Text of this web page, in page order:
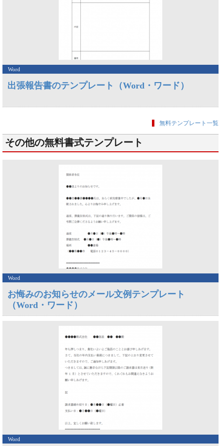
Word
出張報告書のテンプレート（Word・ワード）
無料テンプレート一覧
その他の無料書式テンプレート
Word
お悔みのお知らせのメール文例テンプレート
（Word・ワード）
Word